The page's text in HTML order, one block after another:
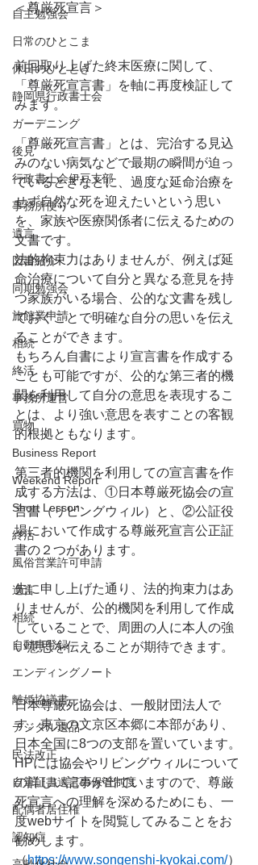
自主勉強会
日常のひとこま
休日のひととき
静岡県行政書士会
ガーデニング
後見
行政書士会伊豆支部
事務所便り
遺言
図書紹介
同期勉強会
旅館業申請
相続
終活
事務所運営
買物
Business Report
Weekend Report
Short Lesson
終活
風俗営業許可申請
遺言
相続
自動車登録
エンディングノート
離婚協議書
デジタル遺品
民法改正
自筆証書遺言の保管制度
配偶者居住権
認知症
＜尊厳死宣言＞
前回取り上げた終末医療に関して、
「尊厳死宣言書」を軸に再度検証して
みます。
「尊厳死宣言書」とは、完治する見込
みのない病気などで最期の瞬間が迫っ
ているときなどに、過度な延命治療を
せず自然な死を迎えたいという思い
を、家族や医療関係者に伝えるための
文書です。
法的拘束力はありませんが、例えば延
命治療について自分と異なる意見を持
つ家族がいる場合、公的な文書を残し
ておくことで明確な自分の思いを伝え
ることができます。
もちろん自書により宣言書を作成する
ことも可能ですが、公的な第三者的機
関を利用して自分の意思を表現するこ
とは、より強い意思を表すことの客観
的根拠ともなります。
第三者的機関を利用しての宣言書を作
成する方法は、①日本尊厳死協会の宣
言書（リビングウィル）と、②公証役
場において作成する尊厳死宣言公正証
書の２つがあります。
先に申し上げた通り、法的拘束力はあ
りませんが、公的機関を利用して作成
していることで、周囲の人に本人の強
い意思を伝えることが期待できます。
日本尊厳死協会は、一般財団法人で
す。東京の文京区本郷に本部があり、
日本全国に8つの支部を置いています。
HPには協会やリビングウィルについて
の詳しい記事が出ていますので、尊厳
死宣言への理解を深めるためにも、一
度webサイトを閲覧してみることをお
勧めします。
（https://www.songenshi-kyokai.com/）